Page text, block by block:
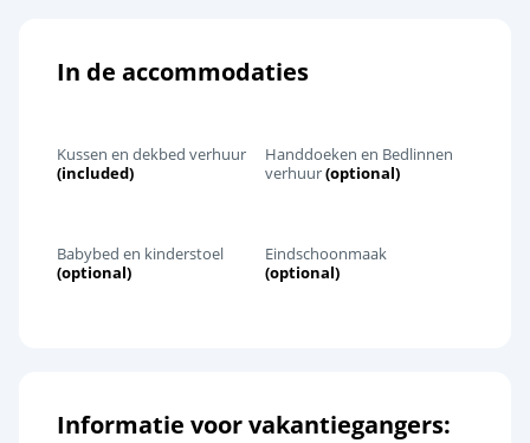
In de accommodaties
Kussen en dekbed verhuur
(included)
Handdoeken en Bedlinnen
verhuur(optional)
Babybed en kinderstoel
(optional)
Eindschoonmaak
(optional)
Informatie voor vakantiegangers: